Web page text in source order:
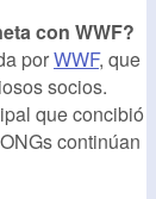
con WWF?
porWWF, que
socios.
que concibió
continúan